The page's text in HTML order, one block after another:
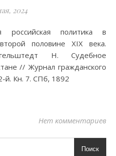
2024
половине XIX века.
Н. Судебное
// Журнал гражданского
й. Кн. 7. СПб, 1892
Нет комментариев
Поиск